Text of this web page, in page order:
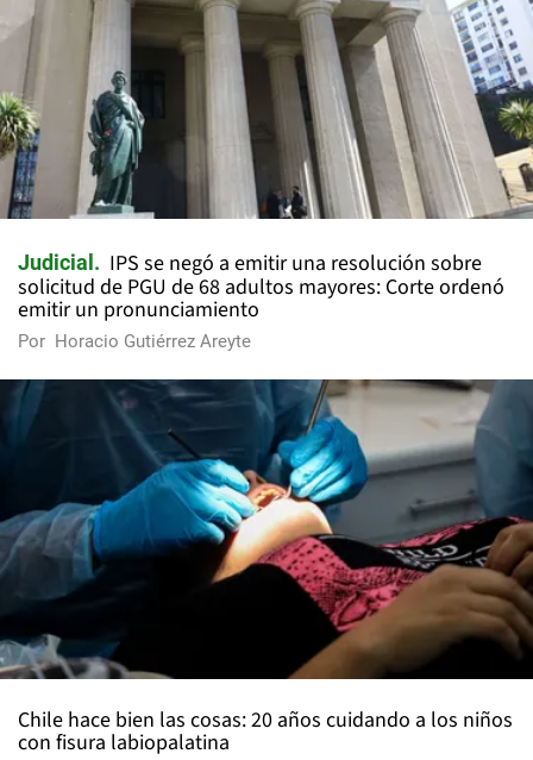
Judicial
IPS se negó a emitir una resolución sobre
solicitud de PGU de 68 adultos mayores: Corte ordenó
emitir un pronunciamiento
Por Horacio Gutiérrez Areyte
Chile hace bien las cosas: 20 años cuidando a los niños
con fisura labiopalatina